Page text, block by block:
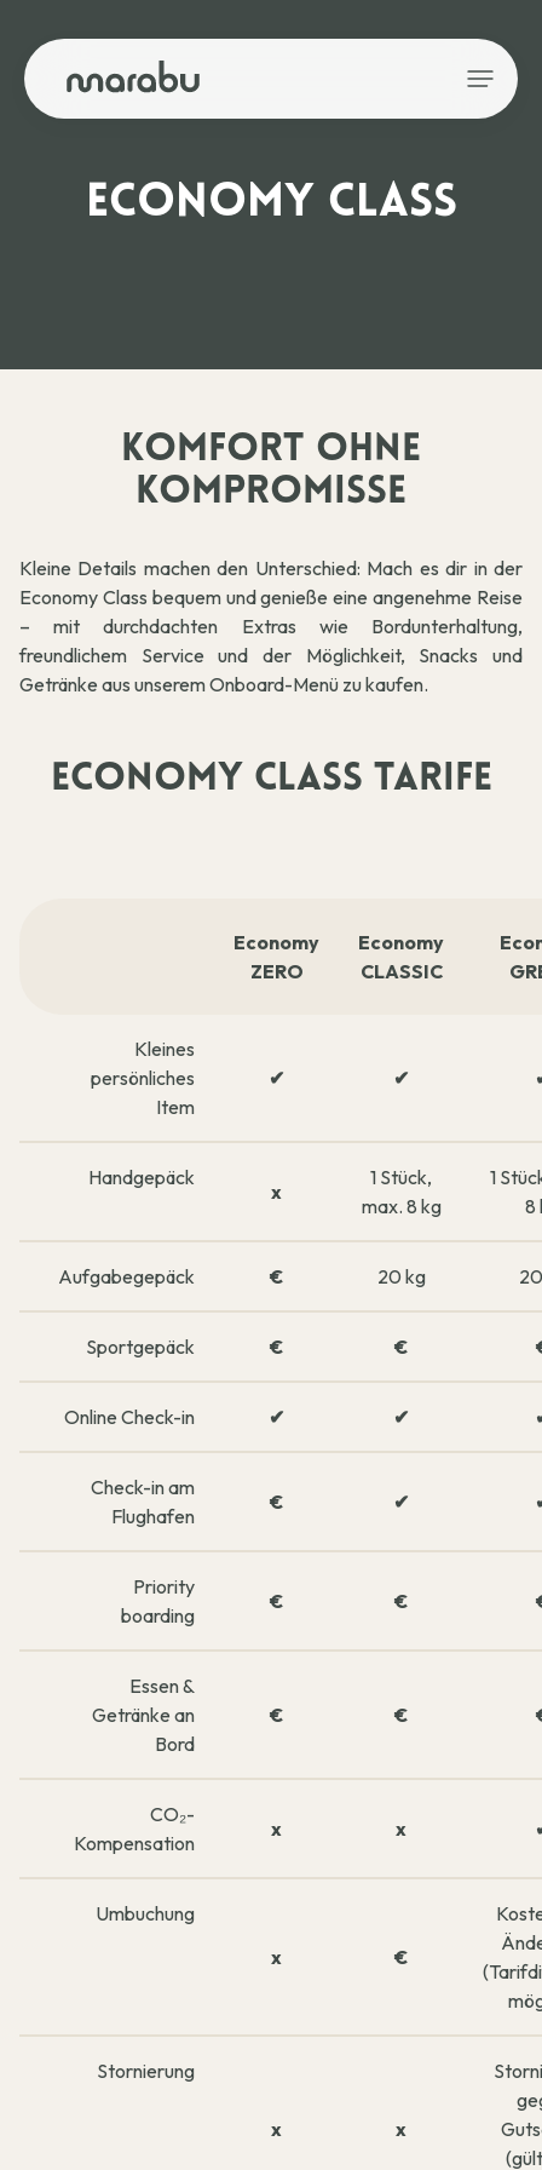
ECONOMY CLASS
KOMFORT OHNE
KOMPROMISSE
Kleine Details machen den Unterschied: Mach es dir in der
Economy Class bequem und genieße eine angenehme Reise
– mit durchdachten Extras wie Bordunterhaltung,
freundlichem Service und der Möglichkeit, Snacks und
Getränke aus unserem Onboard-Menü zu kaufen.
ECONOMY CLASS TARIFE
Economy
ZERO
Economy
CLASSIC
Kleines
persönliches
Item
✔ ✔
Handgepäck
x
1 Stück,
max. 8 kg
1
8
Aufgabegepäck € 20 kg
Sportgepäck € €
Online Check-in ✔ ✔
Check-in am
Flughafen
€ ✔
Priority
boarding
€ €
Essen &
Getränke an
Bord
€ €
CO₂-
Kompensation
x x
Umbuchung
x
€
Stornierung
x x